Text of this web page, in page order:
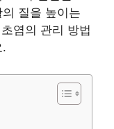
질을 높이는
염의 관리 방법
.